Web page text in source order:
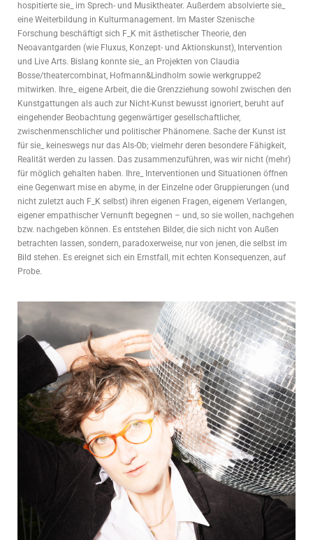
hospitierte sie_ im Sprech- und Musiktheater. Außerdem absolvierte sie_
eine Weiterbildung in Kulturmanagement. Im Master Szenische
Forschung beschäftigt sich F_K mit ästhetischer Theorie, den
Neoavantgarden (wie Fluxus, Konzept- und Aktionskunst), Intervention
und Live Arts. Bislang konnte sie_ an Projekten von Claudia
Bosse/theatercombinat, Hofmann&Lindholm sowie werkgruppe2
mitwirken. Ihre_ eigene Arbeit, die die Grenzziehung sowohl zwischen den
Kunstgattungen als auch zur Nicht-Kunst bewusst ignoriert, beruht auf
eingehender Beobachtung gegenwärtiger gesellschaftlicher,
zwischenmenschlicher und politischer Phänomene. Sache der Kunst ist
für sie_ keineswegs nur das Als-Ob; vielmehr deren besondere Fähigkeit,
Realität werden zu lassen. Das zusammenzuführen, was wir nicht (mehr)
für möglich gehalten haben. Ihre_ Interventionen und Situationen öffnen
eine Gegenwart mise en abyme, in der Einzelne oder Gruppierungen (und
nicht zuletzt auch F_K selbst) ihren eigenen Fragen, eigenem Verlangen,
eigener empathischer Vernunft begegnen – und, so sie wollen, nachgehen
bzw. nachgeben können. Es entstehen Bilder, die sich nicht von Außen
betrachten lassen, sondern, paradoxerweise, nur von jenen, die selbst im
Bild stehen. Es ereignet sich ein Ernstfall, mit echten Konsequenzen, auf
Probe.